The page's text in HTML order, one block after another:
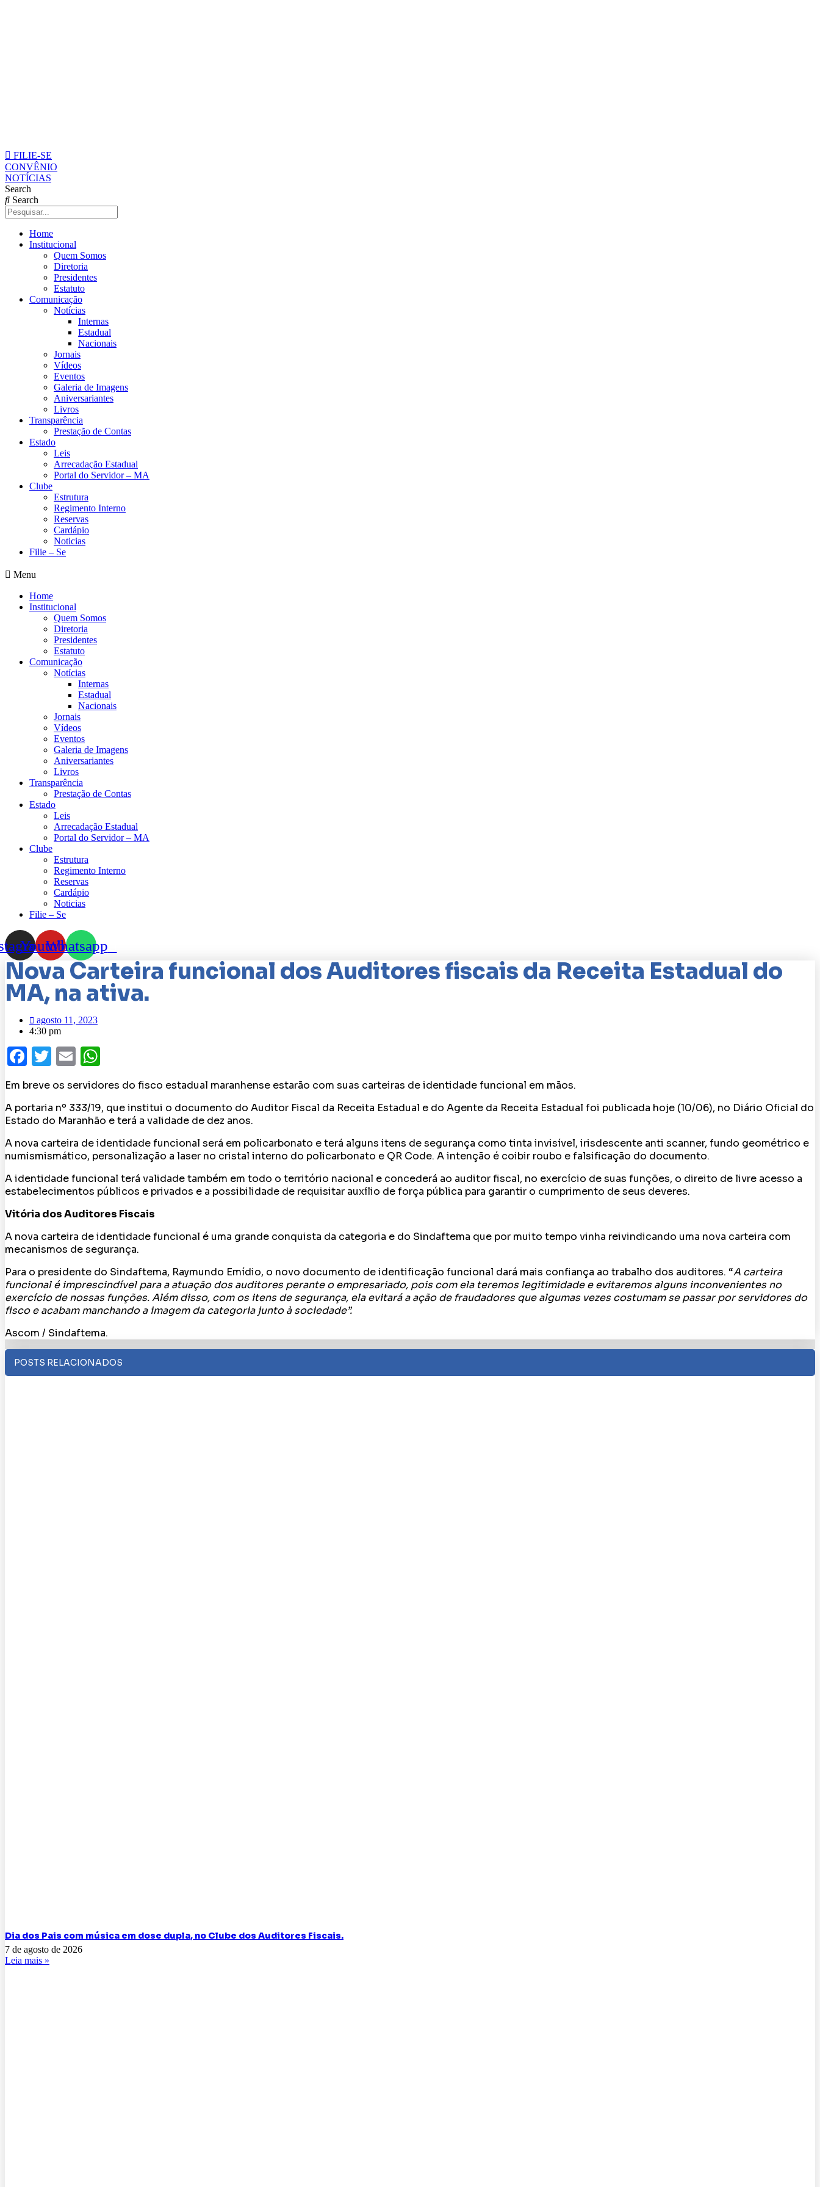
FILIE-SE
CONVÊNIO
NOTÍCIAS
Search
Search
Home
Institucional
Quem Somos
Diretoria
Presidentes
Estatuto
Comunicação
Notícias
Internas
Estadual
Nacionais
Jornais
Vídeos
Eventos
Galeria de Imagens
Aniversariantes
Livros
Transparência
Prestação de Contas
Estado
Leis
Arrecadação Estadual
Portal do Servidor – MA
Clube
Estrutura
Regimento Interno
Reservas
Cardápio
Noticias
Filie – Se
Menu
Home
Institucional
Quem Somos
Diretoria
Presidentes
Estatuto
Comunicação
Notícias
Internas
Estadual
Nacionais
Jornais
Vídeos
Eventos
Galeria de Imagens
Aniversariantes
Livros
Transparência
Prestação de Contas
Estado
Leis
Arrecadação Estadual
Portal do Servidor – MA
Clube
Estrutura
Regimento Interno
Reservas
Cardápio
Noticias
Filie – Se
YoutubeWhatsapp
Nova Carteira funcional dos Auditores fiscais da Receita Estadual do
MA, na ativa.
agosto 11, 2023
4:30 pm
Facebook
Twitter
Email
Em breve os servidores do fisco estadual maranhense estarão com suas carteiras de identidade funcional em mãos.
A portaria nº 333/19, que institui o documento do Auditor Fiscal da Receita Estadual e do Agente da Receita Estadual foi publicada hoje (10/06), no Diário Oficial do
Estado do Maranhão e terá a validade de dez anos.
A nova carteira de identidade funcional será em policarbonato e terá alguns itens de segurança como tinta invisível, irisdescente anti scanner, fundo geométrico e
numismismático, personalização a laser no cristal interno do policarbonato e QR Code. A intenção é coibir roubo e falsificação do documento.
A identidade funcional terá validade também em todo o território nacional e concederá ao auditor fiscal, no exercício de suas funções, o direito de livre acesso a
estabelecimentos públicos e privados e a possibilidade de requisitar auxílio de força pública para garantir o cumprimento de seus deveres.
Vitória dos Auditores Fiscais
A nova carteira de identidade funcional é uma grande conquista da categoria e do Sindaftema que por muito tempo vinha reivindicando uma nova carteira com
mecanismos de segurança.
Para o presidente do Sindaftema, Raymundo Emídio, o novo documento de identificação funcional dará mais confiança ao trabalho dos auditores. “A carteira
funcional é imprescindível para a atuação dos auditores perante o empresariado, pois com ela teremos legitimidade e evitaremos alguns inconvenientes no
exercício de nossas funções. Além disso, com os itens de segurança, ela evitará a ação de fraudadores que algumas vezes costumam se passar por servidores do
fisco e acabam manchando a imagem da categoria junto à sociedade”.
Ascom / Sindaftema.
POSTS RELACIONADOS
Dia dos Pais com música em dose dupla, no Clube dos Auditores Fiscais.
7 de agosto de 2026
Leia mais »